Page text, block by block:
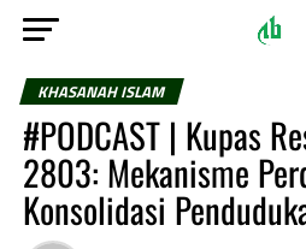
KHASANAH ISLAM
#PODCAST | Kupas
2803: Mekanisme
Konsolidasi